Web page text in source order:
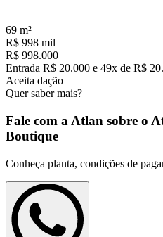
69 m²
R$ 998 mil
R$ 998.000
Entrada R$ 20.000 e 49x de R$
Aceita dação
Quer saber mais?
Fale com a Atlan sobre o
Boutique
Conheça planta, condições de